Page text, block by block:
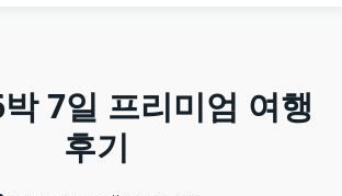
7일 프리미엄 여행
후기